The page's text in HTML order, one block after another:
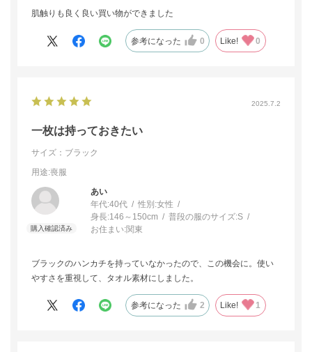
肌触りも良く良い買い物ができました
参考になった 0 Like! 0
2025.7.2
一枚は持っておきたい
サイズ：ブラック
用途:喪服
あい
年代:40代 性別:女性
身長:146～150cm 普段の服のサイズ:S
お住まい:関東
ブラックのハンカチを持っていなかったので、この機会に。使い
すさを重視して、タオル素材にしました。
参考になった 2 Like! 1